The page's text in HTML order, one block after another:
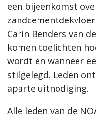
een bijeenkomst
Carin Benders van
komen toelichten
wordt én wanneer
stilgelegd. Leden
aparte uitnodiging.
Alle leden van de